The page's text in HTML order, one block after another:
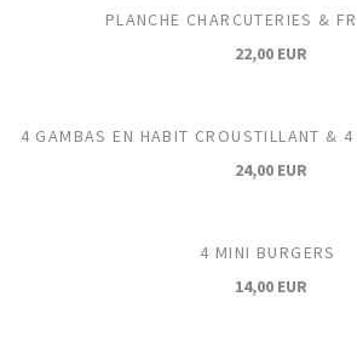
PLANCHE CHARCUTERIES &
22,00 EUR
4 GAMBAS EN HABIT CROUSTILLANT &
24,00 EUR
4 MINI BURGERS
14,00 EUR